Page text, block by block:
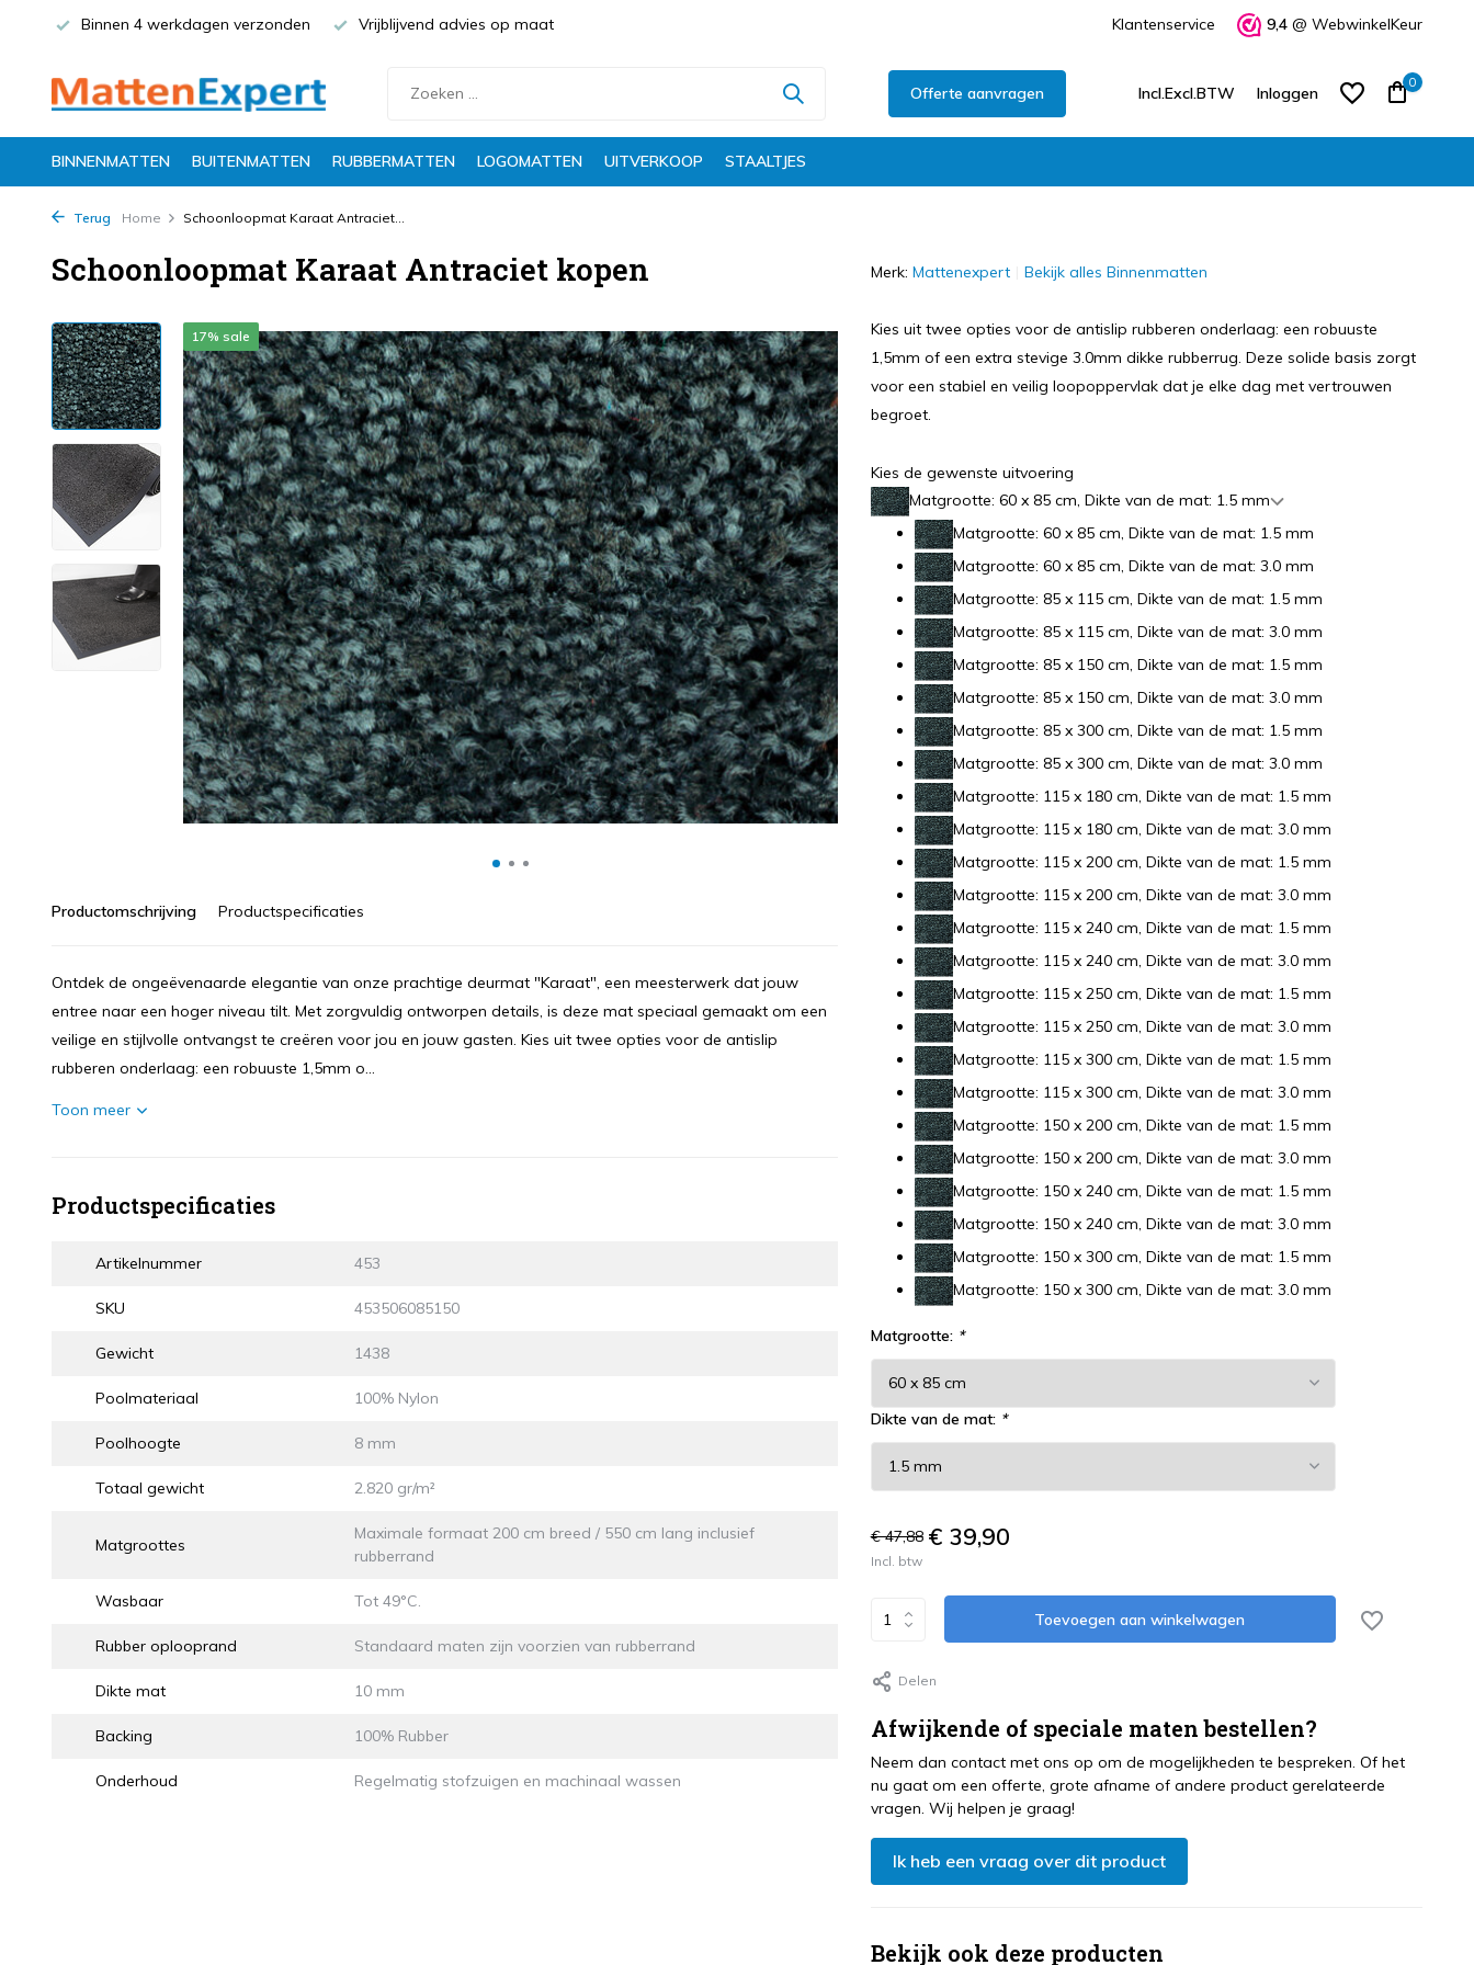
Binnen 4 werkdagen verzonden Vrijblijvend advies op maat Klantenservice 9,4 @ WebwinkelKeur
Offerte aanvragen Incl.Excl.BTW Inloggen
0
BINNENMATTEN BUITENMATTEN RUBBERMATTEN LOGOMATTEN UITVERKOOP STAALTJES
Terug Home Schoonloopmat Karaat Antraciet...
Schoonloopmat Karaat Antraciet kopen
17% sale
Productomschrijving Productspecificaties
Ontdek de ongeëvenaarde elegantie van onze prachtige deurmat "Karaat", een meesterwerk dat jouw
entree naar een hoger niveau tilt. Met zorgvuldig ontworpen details, is deze mat speciaal gemaakt om een
veilige en stijlvolle ontvangst te creëren voor jou en jouw gasten. Kies uit twee opties voor de antislip
rubberen onderlaag: een robuuste 1,5mm o...
Toon meer
Productspecificaties
Artikelnummer 453
SKU 453506085150
Gewicht 1438
Poolmateriaal 100% Nylon
Poolhoogte 8 mm
Totaal gewicht 2.820 gr/m²
Matgroottes
Maximale formaat 200 cm breed / 550 cm lang inclusief
rubberrand
Wasbaar Tot 49°C.
Rubber oplooprand Standaard maten zijn voorzien van rubberrand
Dikte mat 10 mm
Backing 100% Rubber
Onderhoud Regelmatig stofzuigen en machinaal wassen
Merk: Mattenexpert Bekijk alles Binnenmatten
Kies uit twee opties voor de antislip rubberen onderlaag: een robuuste
1,5mm of een extra stevige 3.0mm dikke rubberrug. Deze solide basis zorgt
voor een stabiel en veilig loopoppervlak dat je elke dag met vertrouwen
begroet.
Kies de gewenste uitvoering
Matgrootte: 60 x 85 cm, Dikte van de mat: 1.5 mm
Matgrootte: 60 x 85 cm, Dikte van de mat: 1.5 mm
Matgrootte: 60 x 85 cm, Dikte van de mat: 3.0 mm
Matgrootte: 85 x 115 cm, Dikte van de mat: 1.5 mm
Matgrootte: 85 x 115 cm, Dikte van de mat: 3.0 mm
Matgrootte: 85 x 150 cm, Dikte van de mat: 1.5 mm
Matgrootte: 85 x 150 cm, Dikte van de mat: 3.0 mm
Matgrootte: 85 x 300 cm, Dikte van de mat: 1.5 mm
Matgrootte: 85 x 300 cm, Dikte van de mat: 3.0 mm
Matgrootte: 115 x 180 cm, Dikte van de mat: 1.5 mm
Matgrootte: 115 x 180 cm, Dikte van de mat: 3.0 mm
Matgrootte: 115 x 200 cm, Dikte van de mat: 1.5 mm
Matgrootte: 115 x 200 cm, Dikte van de mat: 3.0 mm
Matgrootte: 115 x 240 cm, Dikte van de mat: 1.5 mm
Matgrootte: 115 x 240 cm, Dikte van de mat: 3.0 mm
Matgrootte: 115 x 250 cm, Dikte van de mat: 1.5 mm
Matgrootte: 115 x 250 cm, Dikte van de mat: 3.0 mm
Matgrootte: 115 x 300 cm, Dikte van de mat: 1.5 mm
Matgrootte: 115 x 300 cm, Dikte van de mat: 3.0 mm
Matgrootte: 150 x 200 cm, Dikte van de mat: 1.5 mm
Matgrootte: 150 x 200 cm, Dikte van de mat: 3.0 mm
Matgrootte: 150 x 240 cm, Dikte van de mat: 1.5 mm
Matgrootte: 150 x 240 cm, Dikte van de mat: 3.0 mm
Matgrootte: 150 x 300 cm, Dikte van de mat: 1.5 mm
Matgrootte: 150 x 300 cm, Dikte van de mat: 3.0 mm
Matgrootte: *
Dikte van de mat: *
€ 47,88 € 39,90
Incl. btw
Toevoegen aan winkelwagen
Delen
Afwijkende of speciale maten bestellen?
Neem dan contact met ons op om de mogelijkheden te bespreken. Of het
nu gaat om een offerte, grote afname of andere product gerelateerde
vragen. Wij helpen je graag!
Ik heb een vraag over dit product
Bekijk ook deze producten